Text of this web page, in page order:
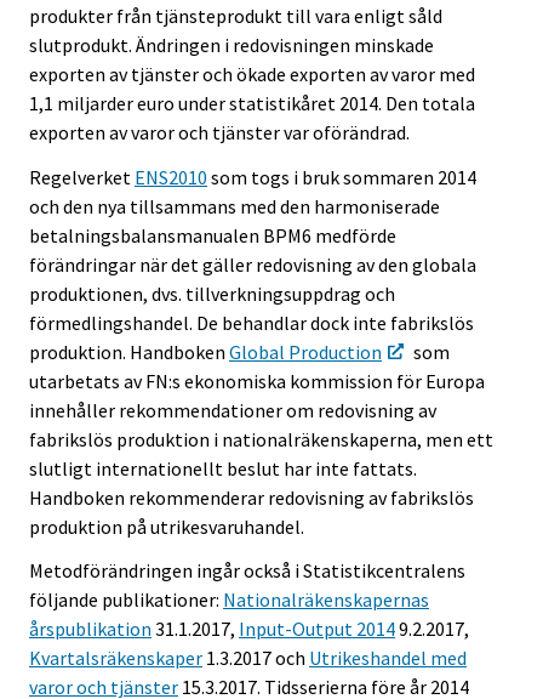
produkter från tjänsteprodukt till vara enligt såld
slutprodukt. Ändringen i redovisningen minskade
exporten av tjänster och ökade exporten av varor med
1,1 miljarder euro under statistikåret 2014. Den totala
exporten av varor och tjänster var oförändrad.
Regelverket ENS2010 som togs i bruk sommaren 2014
och den nya tillsammans med den harmoniserade
betalningsbalansmanualen BPM6 medförde
förändringar när det gäller redovisning av den globala
produktionen, dvs. tillverkningsuppdrag och
förmedlingshandel. De behandlar dock inte fabrikslös
produktion. Handboken Global Production
som
utarbetats av FN:s ekonomiska kommission för Europa
innehåller rekommendationer om redovisning av
fabrikslös produktion i nationalräkenskaperna, men ett
slutligt internationellt beslut har inte fattats.
Handboken rekommenderar redovisning av fabrikslös
produktion på utrikesvaruhandel.
Metodförändringen ingår också i Statistikcentralens
följande publikationer: Nationalräkenskapernas
årspublikation 31.1.2017, Input-Output 20149.2.2017,
Kvartalsräkenskaper 1.3.2017 och Utrikeshandel med
varor och tjänster 15.3.2017. Tidsserierna före år 2014